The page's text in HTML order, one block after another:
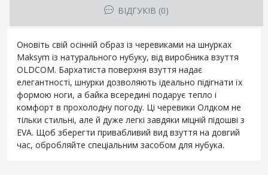
ВІДГУКІВ (0)
Оновіть свій осінній образ із черевиками на шнурках
Maksym із натурального нубуку, від виробника взуття
OLDCOM. Бархатиста поверхня взуття надає
елегантності, шнурки дозволяють ідеально підігнати їх
формою ноги, а байка всередині подарує тепло і
комфорт в прохолодну погоду. Ці черевики Олдком не
тільки стильні, але й дуже легкі завдяки міцній підошві з
EVA. Щоб зберегти привабливий вид взуття на довгий
час, обробляйте спеціальним засобом для нубука.